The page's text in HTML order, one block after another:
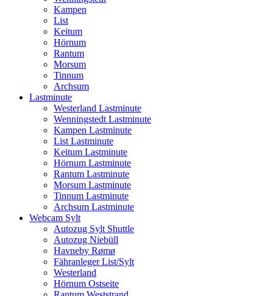
Kampen
List
Keitum
Hörnum
Rantum
Morsum
Tinnum
Archsum
Lastminute
Westerland Lastminute
Wenningstedt Lastminute
Kampen Lastminute
List Lastminute
Keitum Lastminute
Hörnum Lastminute
Rantum Lastminute
Morsum Lastminute
Tinnum Lastminute
Archsum Lastminute
Webcam Sylt
Autozug Sylt Shuttle
Autozug Niebüll
Havneby Rømø
Fähranleger List/Sylt
Westerland
Hörnum Ostseite